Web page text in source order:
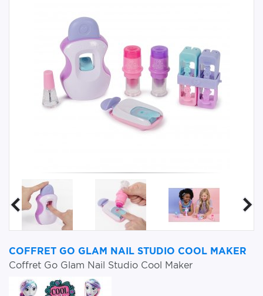
COFFRET GO GLAM NAIL STUDIO COOL MAKER
Coffret Go Glam Nail Studio Cool Maker